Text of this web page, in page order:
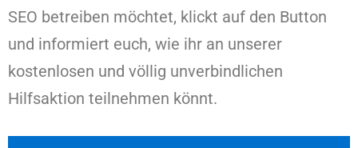
SEO betreiben möchtet, klickt auf den Button
und informiert euch, wie ihr an unserer
kostenlosen und völlig unverbindlichen
Hilfsaktion teilnehmen könnt.